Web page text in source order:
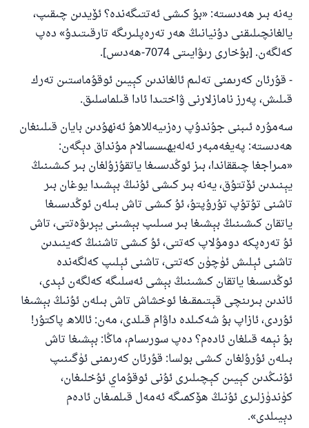
يەنە بىر ھەدىستە: «بۇ كىشى ئەتتىگەندە؟ ئۆيدىن چىقىپ،
يالغانچىلىقنى دۇنيانىڭ ھەر تەرەپلىرىگە تارقىتىدۇ» دەپ
كەلگەن. [بۇخارى رىۋايىتى 7074-ھەدىس].
- قۇرئان كەرىمنى تەلىم ئالغاندىن كېيىن ئوقۇماستىن تەرك
قىلىش، پەرز نامازلارنى ۋاختىدا ئادا قىلماسلىق.
سەمۇرە ئىبنى جۇندۇپ رەزىيەللاھۇ ئەنھۇدىن بايان قىلىنغان
ھەدىستە: پەيغەمبەر ئەلەيھىسسالام مۇنداق دېگەن:
«مىراجغا چىققاندا، بىز ئوڭدىسىغا ياتقۇزۇلغان بىر كىشىنىڭ
يېنىدىن ئۆتتۇق، يەنە بىر كىشى ئۇنىڭ بېشىدا يوغان بىر
تاشنى تۇتۇپ تۇرۇپتۇ، ئۇ كىشى تاش بىلەن ئوڭدىسىغا
ياتقان كىشىنىڭ بېشىغا بىر سىلىپ بېشىنى يېرىۋەتتى، تاش
ئۇ تەرەپكە دومۇلاپ كەتتى، ئۇ كىشى تاشنىڭ كەينىدىن
تاشنى ئېلىش ئۈچۈن كەتتى، تاشنى ئېلىپ كەلگەندە
ئوڭدىسىغا ياتقان كىشىنىڭ بېشى ئەسلىگە كەلگەن ئېدى،
ئاندىن بىرىنچى قېتىمقىغا ئوخشاش تاش بىلەن ئۇنىڭ بېشىغا
ئۇردى، ئازاپ بۇ شەكىلدە داۋام قىلدى، مەن: ئاللاھ پاكتۇر!
بۇ نېمە قىلغان ئادەم؟ دەپ سورىسام، ماڭا: بېشىغا تاش
بىلەن ئۇرۇلغان كىشى بولسا: قۇرئان كەرىمنى ئۈگىنىپ
ئۇنىڭدىن كېيىن كېچىلىرى ئۇنى ئوقۇماي ئۇخلىغان،
كۈندۈزلىرى ئۇنىڭ ھۆكمىگە ئەمەل قىلمىغان ئادەم
دېيىلدى».
110845 - نومۇرلۇق سوئالنىڭ جاۋابى
ئائىلىنى ساقلاپ قالدى
ئۇممەتكە جاۋاپ بېرىشىمىزگە ياردەم قىلىڭ
پەيغەمبەرئەلەيھىسسالام مۇنداق دېگەن:
ياخشىلىققا باشلارپ قويغان كىشى قىلغۇچىغا
ئوخشاش ساۋاپقا ئېرىشىدۇ
مۇسلىم رىۋايەت قىلغان (1893) ھەدىس
ئىئائە